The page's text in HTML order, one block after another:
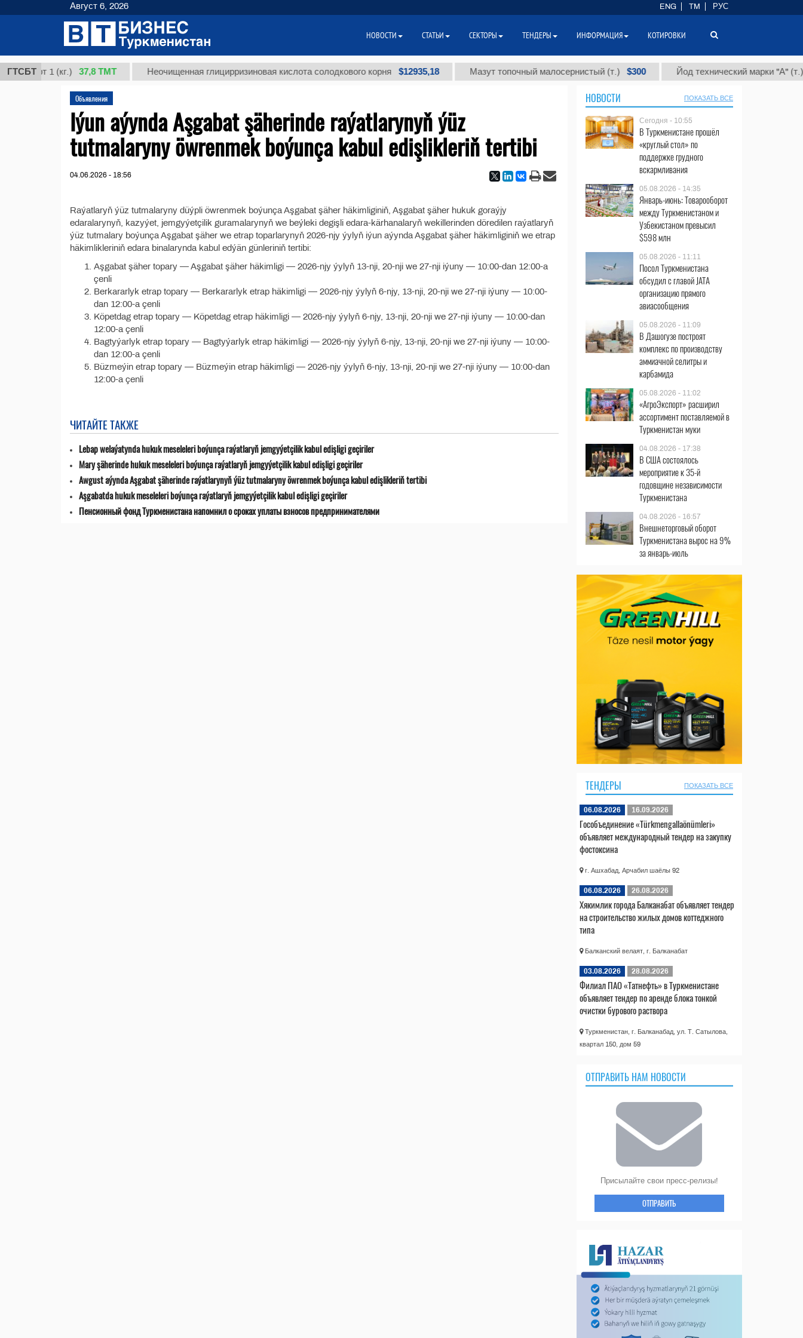
ГТСБТ
сорт 1 (кг.) 37,8 ТМТ Неочищенная глицирризиновая кислота солодкового корня $12935,18 Мазут топочный малосернистый (т.) $300 Йод технический марки "А" (т.)
Объявления
Iýun aýynda Aşgabat şäherinde raýatlarynyň ýüz
tutmalaryny öwrenmek boýunça kabul edişlikleriň tertibi
04.06.2026 - 18:56
Raýatlaryň ýüz tutmalaryny düýpli öwrenmek boýunça Aşgabat şäher häkimliginiň, Aşgabat şäher hukuk goraýjy
edaralarynyň, kazyýet, jemgyýetçilik guramalarynyň we beýleki degişli edara-kärhanalaryň wekillerinden döredilen raýatlaryň
ýüz tutmalary boýunça Aşgabat şäher we etrap toparlarynyň 2026-njy ýylyň iýun aýynda Aşgabat şäher häkimliginiň we etrap
häkimlikleriniň edara binalarynda kabul edýän günleriniň tertibi:
Aşgabat şäher topary — Aşgabat şäher häkimligi — 2026-njy ýylyň 13-nji, 20-nji we 27-nji iýuny — 10:00-dan 12:00-a
çenli
Berkararlyk etrap topary — Berkararlyk etrap häkimligi — 2026-njy ýylyň 6-njy, 13-nji, 20-nji we 27-nji iýuny — 10:00-
dan 12:00-a çenli
Köpetdag etrap topary — Köpetdag etrap häkimligi — 2026-njy ýylyň 6-njy, 13-nji, 20-nji we 27-nji iýuny — 10:00-dan
12:00-a çenli
Bagtyýarlyk etrap topary — Bagtyýarlyk etrap häkimligi — 2026-njy ýylyň 6-njy, 13-nji, 20-nji we 27-nji iýuny — 10:00-
dan 12:00-a çenli
Büzmeýin etrap topary — Büzmeýin etrap häkimligi — 2026-njy ýylyň 6-njy, 13-nji, 20-nji we 27-nji iýuny — 10:00-dan
12:00-a çenli
ЧИТАЙТЕ ТАКЖЕ
Lebap welaýatynda hukuk meseleleri boýunça raýatlaryň jemgyýetçilik kabul edişligi geçiriler
Mary şäherinde hukuk meseleleri boýunça raýatlaryň jemgyýetçilik kabul edişligi geçiriler
Awgust aýynda Aşgabat şäherinde raýatlarynyň ýüz tutmalaryny öwrenmek boýunça kabul edişlikleriň tertibi
Aşgabatda hukuk meseleleri boýunça raýatlaryň jemgyýetçilik kabul edişligi geçiriler
Пенсионный фонд Туркменистана напомнил о сроках уплаты взносов предпринимателями
НОВОСТИ ПОКАЗАТЬ ВСЕ
Сегодня - 10:55
В Туркменистане прошёл
«круглый стол» по
поддержке грудного
вскармливания
05.08.2026 - 14:35
Январь-июнь: Товарооборот
между Туркменистаном и
Узбекистаном превысил
$598 млн
05.08.2026 - 11:11
Посол Туркменистана
обсудил с главой JATA
организацию прямого
авиасообщения
05.08.2026 - 11:09
В Дашогузе построят
комплекс по производству
аммиачной селитры и
карбамида
05.08.2026 - 11:02
«АгроЭкспорт» расширил
ассортимент поставляемой в
Туркменистан муки
04.08.2026 - 17:38
В США состоялось
мероприятие к 35-й
годовщине независимости
Туркменистана
04.08.2026 - 16:57
Внешнеторговый оборот
Туркменистана вырос на 9%
за январь-июль
ТЕНДЕРЫ ПОКАЗАТЬ ВСЕ
06.08.2026 16.09.2026
Гособъединение «Türkmengallaönümleri»
объявляет международный тендер на закупку
фостоксина
г. Ашхабад, Арчабил шаёлы 92
06.08.2026 26.08.2026
Хякимлик города Балканабат объявляет тендер
на строительство жилых домов коттеджного
типа
Балканский велаят, г. Балканабат
03.08.2026 28.08.2026
Филиал ПАО «Татнефть» в Туркменистане
объявляет тендер по аренде блока тонкой
очистки бурового раствора
Туркменистан, г. Балканабад, ул. Т. Сатылова,
квартал 150, дом 59
ОТПРАВИТЬ НАМ НОВОСТИ
Присылайте свои пресс-релизы!
ОТПРАВИТЬ
Август 6, 2026 ENG TM РУС
НОВОСТИ СТАТЬИ СЕКТОРЫ ТЕНДЕРЫ ИНФОРМАЦИЯ КОТИРОВКИ